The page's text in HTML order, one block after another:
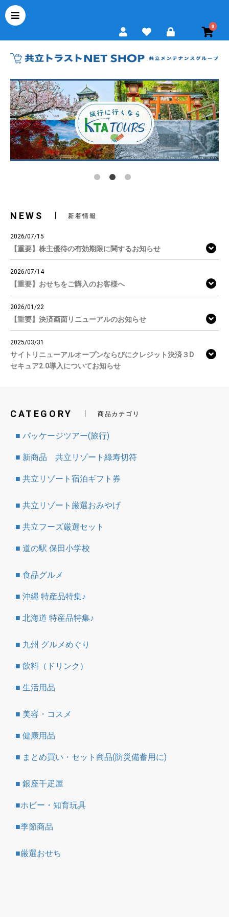
0
NEWS 新着情報
2026/07/15
【重要】株主優待の有効期限に関するお知らせ
2026/07/14
【重要】おせちをご購入のお客様へ
2026/01/22
【重要】決済画面リニューアルのお知らせ
2025/03/31
サイトリニューアルオープンならびにクレジット決済３D
セキュア2.0導入についてお知らせ
CATEGORY 商品カテゴリ
■ パッケージツアー(旅行)
■ 新商品 共立リゾート綠寿切符
■ 共立リゾート宿泊ギフト券
■ 共立リゾート厳選おみやげ
■ 共立フーズ厳選セット
■ 道の駅 保田小学校
■ 食品グルメ
■ 沖縄 特産品特集♪
■ 北海道 特産品特集♪
■ 九州 グルメめぐり
■ 飲料（ドリンク）
■ 生活用品
■ 美容・コスメ
■ 健康用品
■ まとめ買い・セット商品(防災備蓄用に)
■ 銀座千疋屋
■ホビー・知育玩具
■季節商品
■厳選おせち